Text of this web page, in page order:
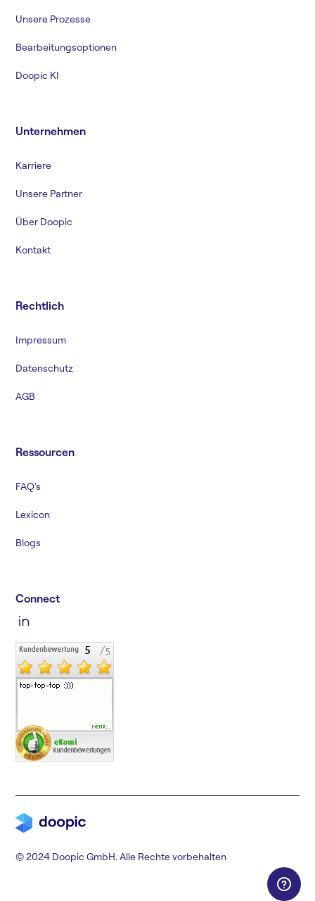
Unsere Prozesse
Bearbeitungsoptionen
Doopic KI
Unternehmen
Karriere
Unsere Partner
Über Doopic
Kontakt
Rechtlich
Impressum
Datenschutz
AGB
Ressourcen
FAQ's
Lexicon
Blogs
Connect
© 2024 Doopic GmbH. Alle Rechte vorbehalten